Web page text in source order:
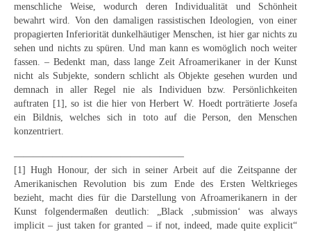
Expressiver Realismus
Motive
Abstraktion
Industrie & Arbeit
Mediterrane Landschaft
Norddeutsche Landschaften
Süddeutsche Landschaft
Selbstbildnisse
menschliche Weise, wodurch deren Individualität und Schönheit
bewahrt wird. Von den damaligen rassistischen Ideologien, von einer
propagierten Inferiorität dunkelhäutiger Menschen, ist hier gar nichts zu
sehen und nichts zu spüren. Und man kann es womöglich noch weiter
fassen. – Bedenkt man, dass lange Zeit Afroamerikaner in der Kunst
nicht als Subjekte, sondern schlicht als Objekte gesehen wurden und
demnach in aller Regel nie als Individuen bzw. Persönlichkeiten
auftraten [1], so ist die hier von Herbert W. Hoedt porträtierte Josefa
ein Bildnis, welches sich in toto auf die Person, den Menschen
konzentriert.
—————————————————–
[1] Hugh Honour, der sich in seiner Arbeit auf die Zeitspanne der
Amerikanischen Revolution bis zum Ende des Ersten Weltkrieges
bezieht, macht dies für die Darstellung von Afroamerikanern in der
Kunst folgendermaßen deutlich: „Black ‚submission‘ was always
implicit – just taken for granted – if not, indeed, made quite explicit“